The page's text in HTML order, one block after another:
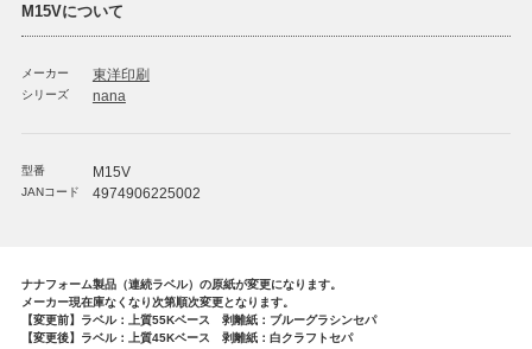
M15Vについて
メーカー 東洋印刷
シリーズ nana
型番 M15V
JANコード 4974906225002
ナナフォーム製品（連続ラベル）の原紙が変更になります。
メーカー現在庫なくなり次第順次変更となります。
【変更前】ラベル：上質55Kベース 剥離紙：ブルーグラシンセパ
【変更後】ラベル：上質45Kベース 剥離紙：白クラフトセパ